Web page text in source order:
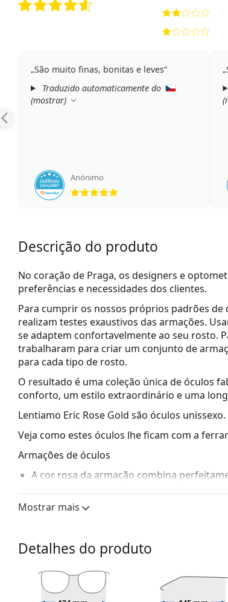
São muito finas, bonitas e leves
Traduzido automaticamente do
(mostrar)
Anónimo
(
Descrição do produto
No coração de Praga, os designers e
preferências e necessidades dos clientes.
Para cumprir os nossos próprios padrões de
realizam testes exaustivos das armações.
se adaptem confortavelmente ao seu rosto.
trabalharam para criar um conjunto de
para cada tipo de rosto.
O resultado é uma coleção única de óculos
conforto, um estilo extraordinário e uma
Lentiamo Eric Rose Gold são óculos unissexo.
Veja como estes óculos lhe ficam com a
Armações de óculos
A cor rosa da armação combina
As armações quadradas são uma opção
triangular.
almofadas nasais adaptam-se à forma
almofadas nasais deve ser sempre
causadas por manuseamento inadequado.
Acessórios
Mostrar mais
Detalhes do produto